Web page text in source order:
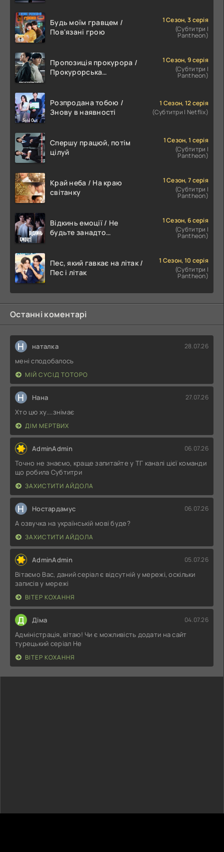
Будь моїм гравцем /
Пов'язані грою
1 Сезон, 3 серія
(Субтитри |
Pantheon)
Пропозиція прокурора /
Прокурорська
1 Сезон, 9 серія
(Субтитри |
Pantheon)
Розпродана тобою /
Знову в наявності
1 Сезон, 12 серія
(Субтитри | Netflix)
Спершу працюй, потім
цілуй
1 Сезон, 1 серія
(Субтитри |
Pantheon)
Край неба / На краю
світанку
1 Сезон, 7 серія
(Субтитри |
Pantheon)
Відкинь емоції / Не
будьте занадто
1 Сезон, 6 серія
(Субтитри |
Pantheon)
Пес, який гавкає на літак /
Пес і літак
1 Сезон, 10 серія
(Субтитри |
Pantheon)
Останні коментарі
Н наталка 28.07.26
мені сподобалось
МІЙ СУСІД ТОТОРО
Н Нана 27.07.26
Хто цю ху....знімає
ДІМ МЕРТВИХ
AdminAdmin 06.07.26
Точно не знаємо, краще запитайте у ТГ каналі цієї команди
що робила Субтитри
ЗАХИСТИТИ АЙДОЛА
Н Ностардамус 06.07.26
А озвучка на українській мові буде?
ЗАХИСТИТИ АЙДОЛА
AdminAdmin 05.07.26
Вітаємо Вас, даний серіал є відсутній у мережі, оскільки
записів у мережі
ВІТЕР КОХАННЯ
Д Діма 04.07.26
Адміністрація, вітаю! Чи є можливість додати на сайт
турецький серіал Не
ВІТЕР КОХАННЯ